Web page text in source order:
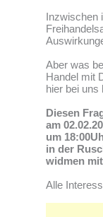
Inzwischen
Aber was
Handel mit
hier bei uns
Diesen
am
um
in der
widmen
Alle